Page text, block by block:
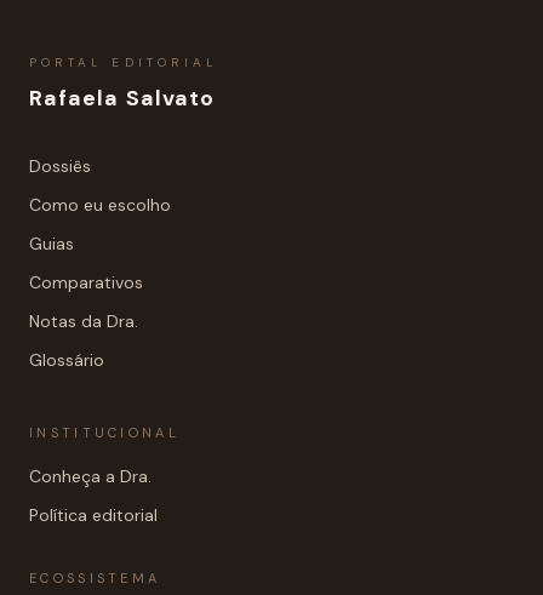
PORTAL EDITORIAL
Rafaela Salvato
Dossiês
Como eu escolho
Guias
Comparativos
Notas da Dra.
Glossário
INSTITUCIONAL
Conheça a Dra.
Política editorial
ECOSSISTEMA